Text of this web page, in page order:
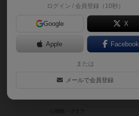
ログイン / 会員登録（10秒）
Google X
Apple Facebook
または
メールで会員登録